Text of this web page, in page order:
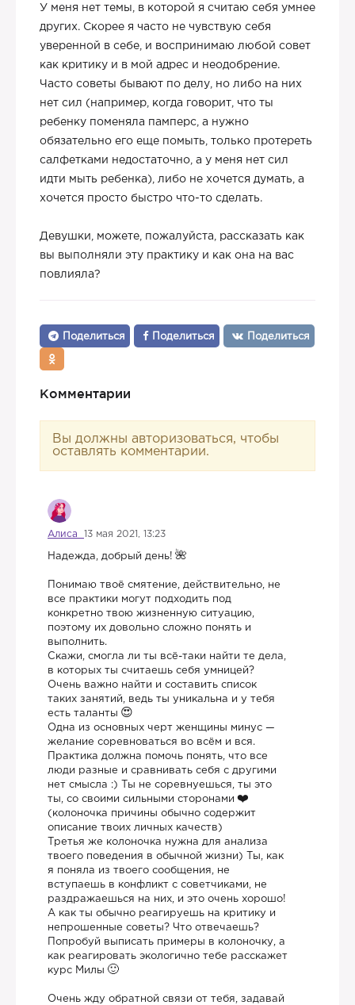
У меня нет темы, в которой я считаю себя умнее
других. Скорее я часто не чувствую себя
уверенной в себе, и воспринимаю любой совет
как критику и в мой адрес и неодобрение.
Часто советы бывают по делу, но либо на них
нет сил (например, когда говорит, что ты
ребенку поменяла памперс, а нужно
обязательно его еще помыть, только протереть
салфетками недостаточно, а у меня нет сил
идти мыть ребенка), либо не хочется думать, а
хочется просто быстро что-то сделать.
Девушки, можете, пожалуйста, рассказать как
вы выполняли эту практику и как она на вас
повлияла?
Поделиться Поделиться Поделиться
Комментарии
Вы должны авторизоваться, чтобы
оставлять комментарии.
Алиса 13 мая 2021, 13:23
Надежда, добрый день!
Понимаю твоё смятение, действительно, не
все практики могут подходить под
конкретно твою жизненную ситуацию,
поэтому их довольно сложно понять и
выполнить.
Скажи, смогла ли ты всё-таки найти те дела,
в которых ты считаешь себя умницей?
Очень важно найти и составить список
таких занятий, ведь ты уникальна и у тебя
есть таланты
Одна из основных черт женщины минус —
желание соревноваться во всём и вся.
Практика должна помочь понять, что все
люди разные и сравнивать себя с другими
нет смысла :) Ты не соревнуешься, ты это
ты, со своими сильными сторонами
(колоночка причины обычно содержит
описание твоих личных качеств)
Третья же колоночка нужна для анализа
твоего поведения в обычной жизни) Ты, как
я поняла из твоего сообщения, не
вступаешь в конфликт с советчиками, не
раздражаешься на них, и это очень хорошо!
А как ты обычно реагируешь на критику и
непрошенные советы? Что отвечаешь?
Попробуй выписать примеры в колоночку, а
как реагировать экологично тебе расскажет
курс Милы
Очень жду обратной связи от тебя, задавай